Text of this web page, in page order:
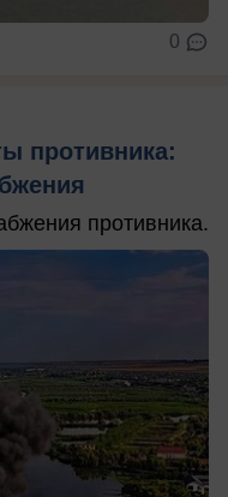
0
противника:
противника.